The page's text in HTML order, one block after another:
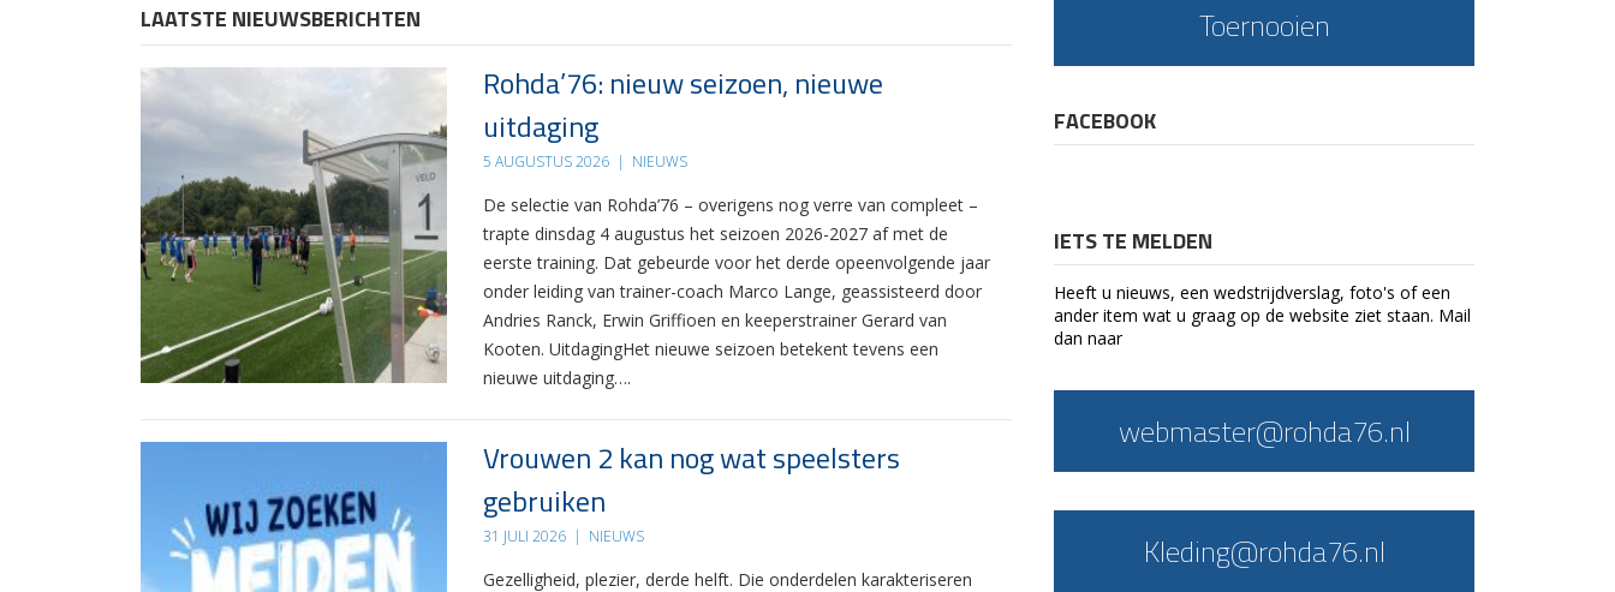
LAATSTE NIEUWSBERICHTEN
Rohda’76: nieuw seizoen, nieuwe
uitdaging
5 AUGUSTUS 2026 | NIEUWS
De selectie van Rohda’76 – overigens nog verre van compleet –
trapte dinsdag 4 augustus het seizoen 2026-2027 af met de
eerste training. Dat gebeurde voor het derde opeenvolgende jaar
onder leiding van trainer-coach Marco Lange, geassisteerd door
Andries Ranck, Erwin Griffioen en keeperstrainer Gerard van
Kooten. UitdagingHet nieuwe seizoen betekent tevens een
nieuwe uitdaging….
Vrouwen 2 kan nog wat speelsters
gebruiken
31 JULI 2026 | NIEUWS
Gezelligheid, plezier, derde helft. Die onderdelen karakteriseren
Toernooien
FACEBOOK
IETS TE MELDEN
Heeft u nieuws, een wedstrijdverslag, foto's of een
ander item wat u graag op de website ziet staan. Mail
dan naar
webmaster@rohda76.nl
Kleding@rohda76.nl